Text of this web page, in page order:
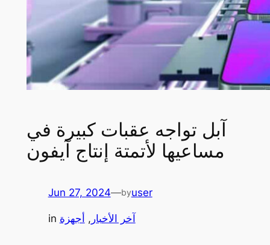
آبل تواجه عقبات كبيرة في
مساعيها لأتمتة إنتاج آيفون
Jun 27, 2024—byuser
in آخر الأخبار , أجهزة